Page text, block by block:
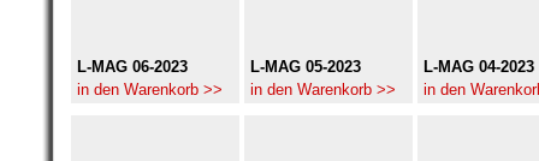
L-MAG 06-2023
in den Warenkorb >>
L-MAG 05-2023
in den Warenkorb >>
L-MAG 04-2023
in den